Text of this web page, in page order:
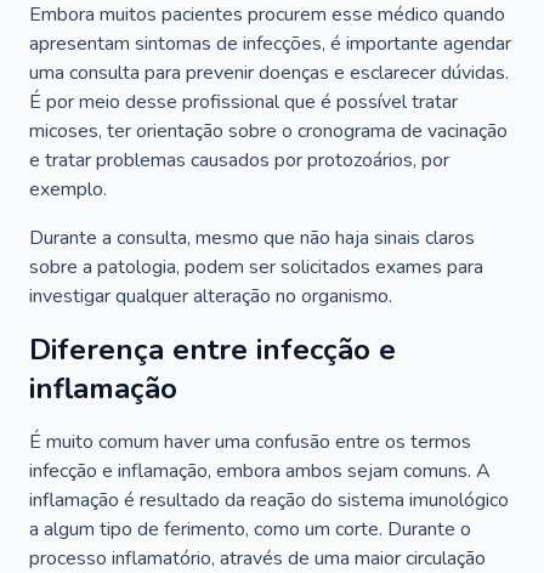
Embora muitos pacientes procurem esse médico quando
apresentam sintomas de infecções, é importante agendar
uma consulta para prevenir doenças e esclarecer dúvidas.
É por meio desse profissional que é possível tratar
micoses, ter orientação sobre o cronograma de vacinação
e tratar problemas causados por protozoários, por
exemplo.
Durante a consulta, mesmo que não haja sinais claros
sobre a patologia, podem ser solicitados exames para
investigar qualquer alteração no organismo.
Diferença entre infecção e
inflamação
É muito comum haver uma confusão entre os termos
infecção e inflamação, embora ambos sejam comuns. A
inflamação é resultado da reação do sistema imunológico
a algum tipo de ferimento, como um corte. Durante o
processo inflamatório, através de uma maior circulação